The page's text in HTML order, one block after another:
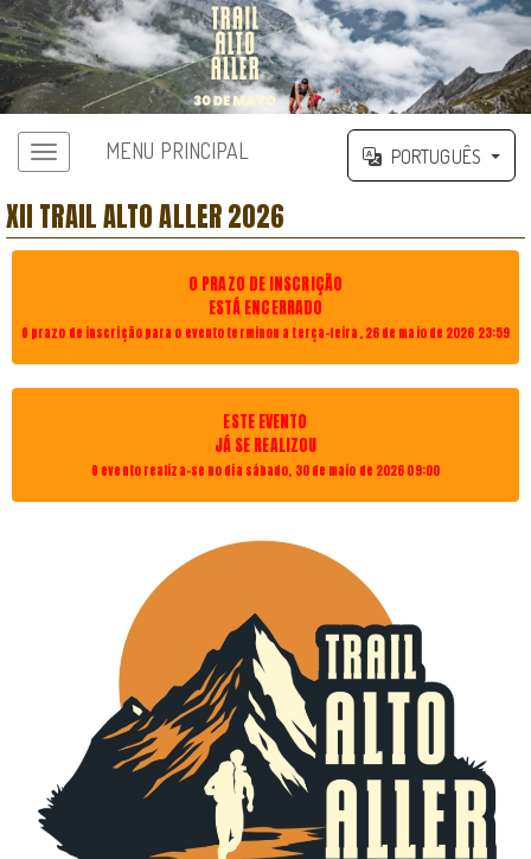
MENU PRINCIPAL PORTUGUÊS
XII TRAIL ALTO ALLER 2026
O PRAZO DE INSCRIÇÃO
ESTÁ ENCERRADO
O prazo de inscrição para o evento terminou a terça-feira, 26 de maio de 2026 23:59
ESTE EVENTO
JÁ SE REALIZOU
O evento realiza-se no dia sábado, 30 de maio de 2026 09:00